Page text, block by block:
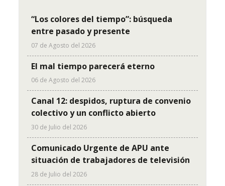
“Los colores del tiempo”: búsqueda
entre pasado y presente
07 de Agosto del 2026
El mal tiempo parecerá eterno
06 de Agosto del 2026
Canal 12: despidos, ruptura de convenio
colectivo y un conflicto abierto
30 de Julio del 2026
Comunicado Urgente de APU ante
situación de trabajadores de televisión
28 de Julio del 2026